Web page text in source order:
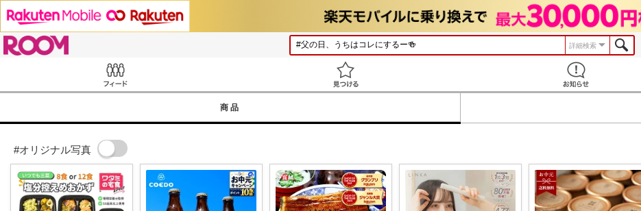
詳細検索
商品
#オリジナル写真